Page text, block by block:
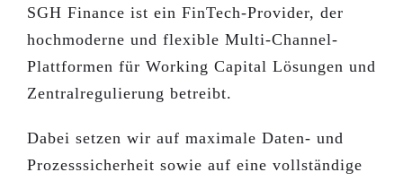
SGH Finance ist ein FinTech-Provider, der
hochmoderne und flexible Multi-Channel-
Plattformen für Working Capital Lösungen und
Zentralregulierung betreibt.
Dabei setzen wir auf maximale Daten- und
Prozesssicherheit sowie auf eine vollständige